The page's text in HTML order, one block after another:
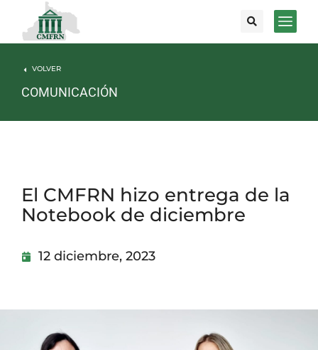
VOLVER
COMUNICACIÓN
El CMFRN hizo entrega de la
Notebook de diciembre
12 diciembre, 2023